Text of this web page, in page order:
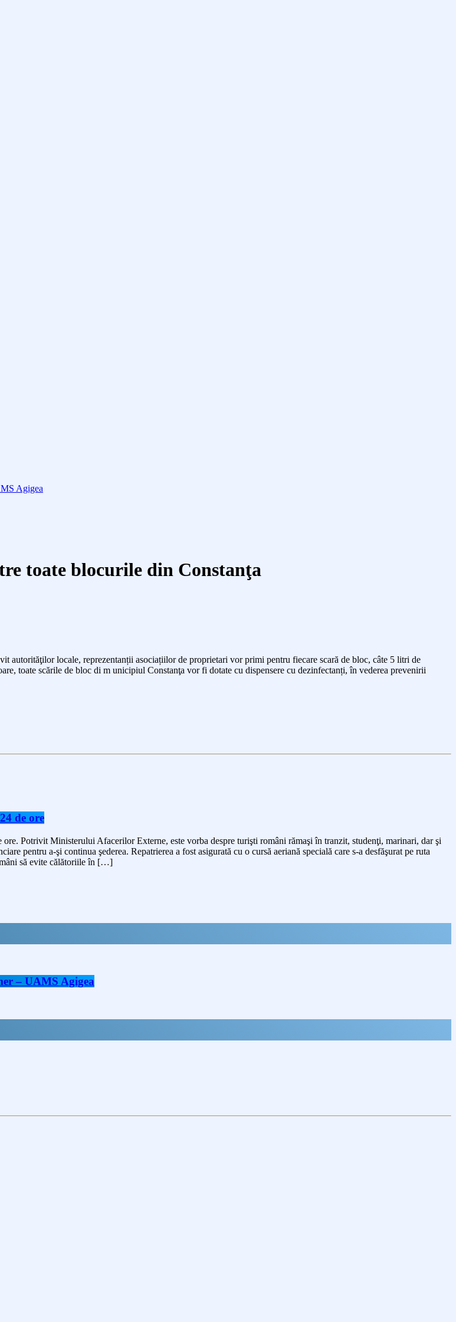
Agigea
toate blocurile din Constanţa
autorităţilor locale, reprezentanții asociațiilor de proprietari vor primi pentru fiecare scară de bloc, câte 5 litri de
toate scările de bloc di m unicipiul Constanţa vor fi dotate cu dispensere cu dezinfectanți,în vederea prevenirii
de ore
Potrivit Ministerului Afacerilor Externe, este vorba despre turişti români rămaşi în tranzit, studenţi, marinari, dar şi
pentru a-şi continua şederea. Repatrierea a fost asigurată cu o cursă aeriană specială care s-a desfăşurat pe ruta
să evite călătoriile în […]
– UAMS Agigea